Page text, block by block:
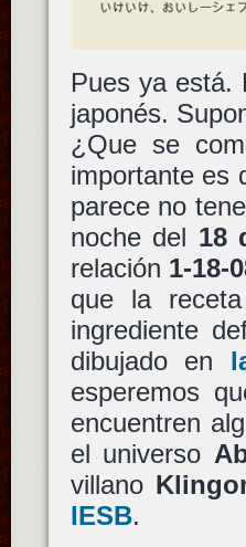
Pues ya está.
japonés.
¿Que se
importante es
parece no
noche del 18
relación 1-18-
que la
ingrediente
dibujado en
esperemos
encuentren
el universo
villano
IESB.